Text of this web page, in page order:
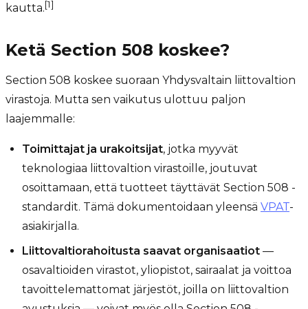
kautta.[1]
Ketä Section 508 koskee?
Section 508 koskee suoraan Yhdysvaltain liittovaltion
virastoja. Mutta sen vaikutus ulottuu paljon
laajemmalle:
Toimittajat ja urakoitsijat, jotka myyvät
teknologiaa liittovaltion virastoille, joutuvat
osoittamaan, että tuotteet täyttävät Section 508 -
standardit. Tämä dokumentoidaan yleensä VPAT-
asiakirjalla.
Liittovaltiorahoitusta saavat organisaatiot —
osavaltioiden virastot, yliopistot, sairaalat ja voittoa
tavoittelemattomat järjestöt, joilla on liittovaltion